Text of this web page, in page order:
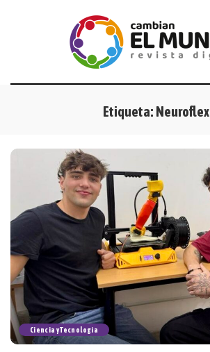
Etiqueta: Neuroflex
Ciencia y Tecnología